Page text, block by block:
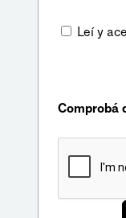
Leí y
Comprobá